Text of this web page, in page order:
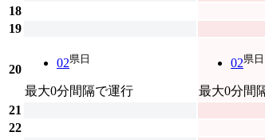
18
19
20 02県日
最大0分間隔で運行
02県日
最大0分間
21
22